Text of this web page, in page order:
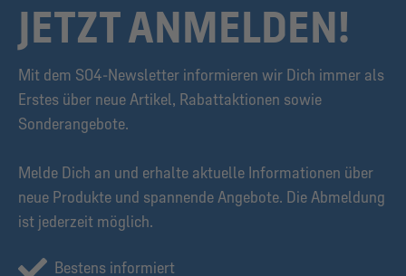
JETZT ANMELDEN!
Mit dem S04-Newsletter informieren wir Dich immer als
Erstes über neue Artikel, Rabattaktionen sowie
Sonderangebote.
Melde Dich an und erhalte aktuelle Informationen über
neue Produkte und spannende Angebote. Die Abmeldung
ist jederzeit möglich.
Bestens informiert